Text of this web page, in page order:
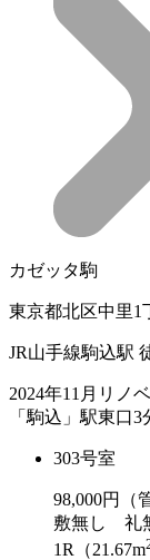
カゼッタ駒
東京都北区中里1
JR山手線駒込駅
2024年11月リノ
「駒込」駅東口3
303号室
98,000円（
敷無し 礼
1R（21.67m